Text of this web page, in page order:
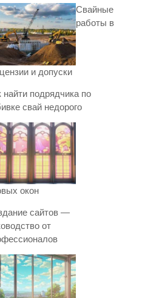
Свайные
работы в
и допуски
найти подрядчика по
свай недорого
окон
сайтов —
от